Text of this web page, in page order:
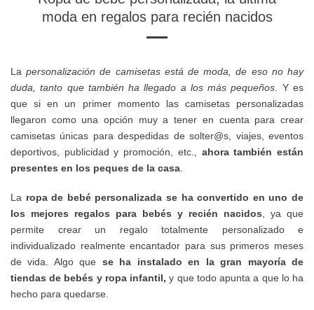
moda en regalos para recién nacidos
Lapersonalización de camisetas está de moda, de eso no hay
duda, tanto que también ha llegado a los más pequeños . Y es
que si en un primer momento las camisetas personalizadas
llegaron como una opción muy a tener en cuenta para crear
camisetas únicas para despedidas de solter@s, viajes, eventos
deportivos, publicidad y promoción, etc., ahora también están
presentes en los peques de la casa
La ropa de bebé personalizada se ha convertido en uno de
los mejores regalos para bebés y recién nacidos , ya que
permite crear un regalo totalmente personalizado e
individualizado realmente encantador para sus primeros meses
de vida. Algo que se ha instalado en la gran mayoría de
tiendas de bebés y ropa infantil, y que todo apunta a que lo ha
hecho para quedarse.